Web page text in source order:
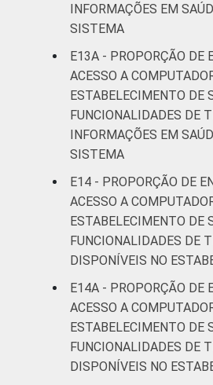
INFORMAÇÕES EM
SISTEMA
E13A - PROPORÇÃO DE
ACESSO A
ESTABELECIMENTO DE
FUNCIONALIDADES DE
INFORMAÇÕES EM
SISTEMA
E14 - PROPORÇÃO DE
ACESSO A
ESTABELECIMENTO DE
FUNCIONALIDADES DE
DISPONÍVEIS NO
E14A - PROPORÇÃO DE
ACESSO A
ESTABELECIMENTO DE
FUNCIONALIDADES DE
DISPONÍVEIS NO